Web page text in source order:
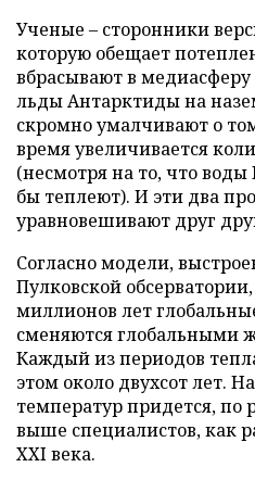
Ученые – сторонники
которую обещает
вбрасывают в
льды Антарктиды на
скромно умалчивают о
время увеличивается
(несмотря на то, что
бы теплеют). И эти два
уравновешивают друг
Согласно модели,
Пулковской
миллионов лет
сменяются глобальными
Каждый из периодов
этом около двухсот лет.
температур придется, по
выше специалистов, как
XXI века.